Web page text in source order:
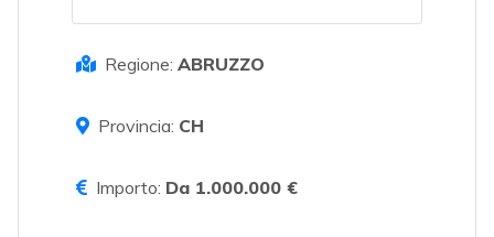
Regione: ABRUZZO
Provincia: CH
Importo: Da 1.000.000 €